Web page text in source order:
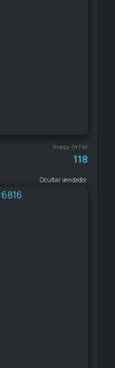
Preço (HTR)
118
Ocultar vendedor